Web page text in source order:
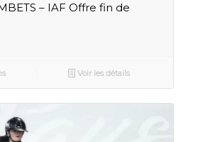
– IAF Offre fin de
Voir les détails